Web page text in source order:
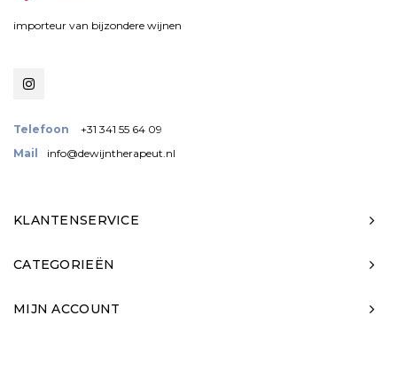
importeur van bijzondere wijnen
Telefoon
+31 341 55 64 09
Mail
info@dewijntherapeut.nl
KLANTENSERVICE
CATEGORIEËN
MIJN ACCOUNT